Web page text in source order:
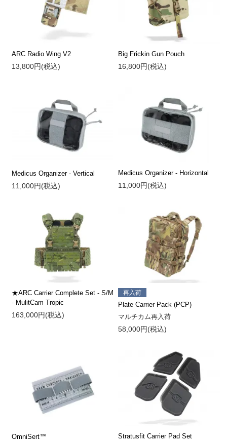
ARC Radio Wing V2
13,800円(税込)
Big Frickin Gun Pouch
16,800円(税込)
Medicus Organizer - Vertical
11,000円(税込)
Medicus Organizer - Horizontal
11,000円(税込)
★ARC Carrier Complete Set - S/M
- MulitCam Tropic
163,000円(税込)
再入荷
Plate Carrier Pack (PCP)
マルチカム再入荷
58,000円(税込)
OmniSert™ Stratusfit Carrier Pad Set